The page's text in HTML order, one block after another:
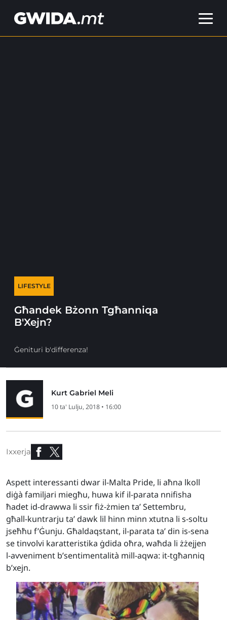
LIFESTYLE
Għandek Bżonn Tgħanniqa
B'Xejn?
Ġenituri b'differenza!
Kurt Gabriel Meli
10 ta' Lulju, 2018 • 16:00
Ixxerja
Aspett interessanti dwar il-Malta Pride, li aħna lkoll
diġà familjari miegħu, huwa kif il-parata nnifisha
ħadet id-drawwa li ssir fiż-żmien ta’ Settembru,
għall-kuntrarju ta’ dawk lil hinn minn xtutna li s-soltu
jseħħu f’Ġunju. Għaldaqstant, il-parata ta’ din is-sena
se tinvolvi karatteristika ġdida oħra, waħda li żżejjen
l-avveniment b’sentimentalità mill-aqwa: it-tgħanniq
b’xejn.